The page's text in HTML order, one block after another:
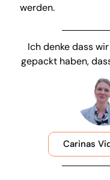
werden.
Ich denke dass
gepackt haben,
Carinas